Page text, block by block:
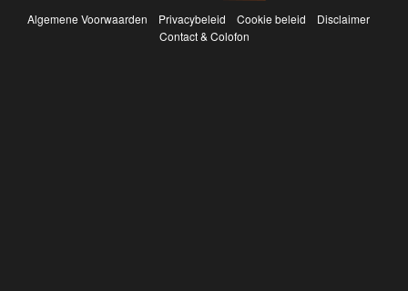
Algemene Voorwaarden Privacybeleid Cookie beleid
Disclaimer
Contact & Colofon